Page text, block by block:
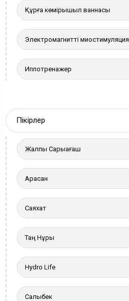
Құрғақ көмірқышқыл ваннасы
Электромагнитті миостимуляция
Иппотренажер
Пікірлер
Жалпы Сарыағаш
Арасан
Саяхат
Таң Нұры
Hydro Life
Салыбек